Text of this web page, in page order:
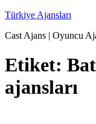
İçeriğe
Türkiye Ajansları
Cast Ajans | Oyuncu
Etiket:
ajansları